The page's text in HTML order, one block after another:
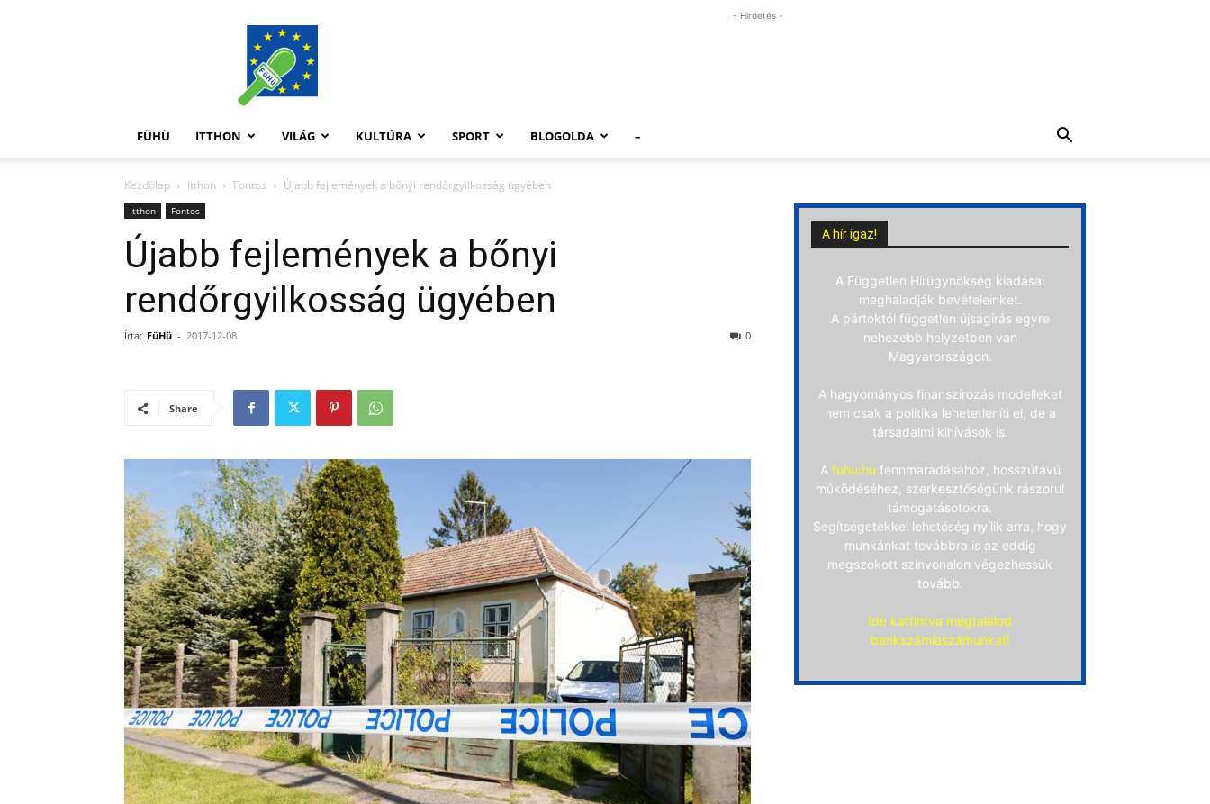
FüHü
- Hirdetés -
FÜHÜ ITTHON VILÁG KULTÚRA SPORT BLOGOLDA –
Kezdőlap Itthon Fontos Újabb fejlemények a bőnyi rendőrgyilkosság ügyében
Itthon Fontos
Újabb fejlemények a bőnyi
rendőrgyilkosság ügyében
Írta: FüHü - 2017-12-08 0
Share
A hír igaz!
A Független Hírügynökség kiadásai
meghaladják bevételeinket.
A pártoktól független újságírás egyre
nehezebb helyzetben van
Magyarországon.
A hagyományos finanszírozás modelleket
nem csak a politika lehetetleníti el, de a
társadalmi kihívások is.
A fuhu.hu fennmaradásához, hosszútávú
működéséhez, szerkesztőségünk rászorul
támogatásotokra.
Segítségetekkel lehetőség nyílik arra, hogy
munkánkat továbbra is az eddig
megszokott színvonalon végezhessük
tovább.
Ide kattintva megtalálod
bankszámlaszámunkat!